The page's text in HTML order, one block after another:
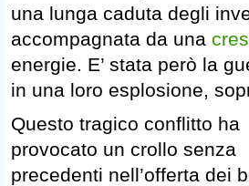
una lunga caduta degli
accompagnata da una
energie. E’ stata però la
in una loro esplosione,
Questo tragico conflitto ha
provocato un crollo senza
precedenti nell’offerta dei